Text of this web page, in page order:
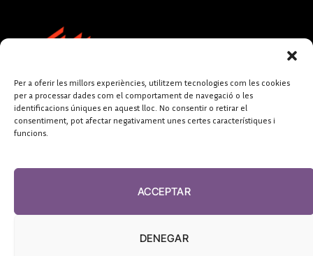
Per a oferir les millors experiències, utilitzem tecnologies com les cookies
per a processar dades com el comportament de navegació o les
identificacions úniques en aquest lloc. No consentir o retirar el
consentiment, pot afectar negativament unes certes característiques i
funcions.
ACCEPTAR
DENEGAR
FUNDACIÓ